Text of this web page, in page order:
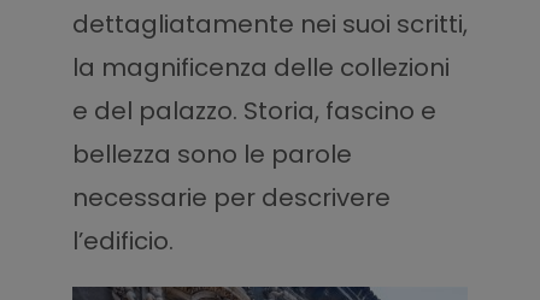
dettagliatamente nei suoi scritti,
la magnificenza delle collezioni
e del palazzo. Storia, fascino e
bellezza sono le parole
necessarie per descrivere
l’edificio.